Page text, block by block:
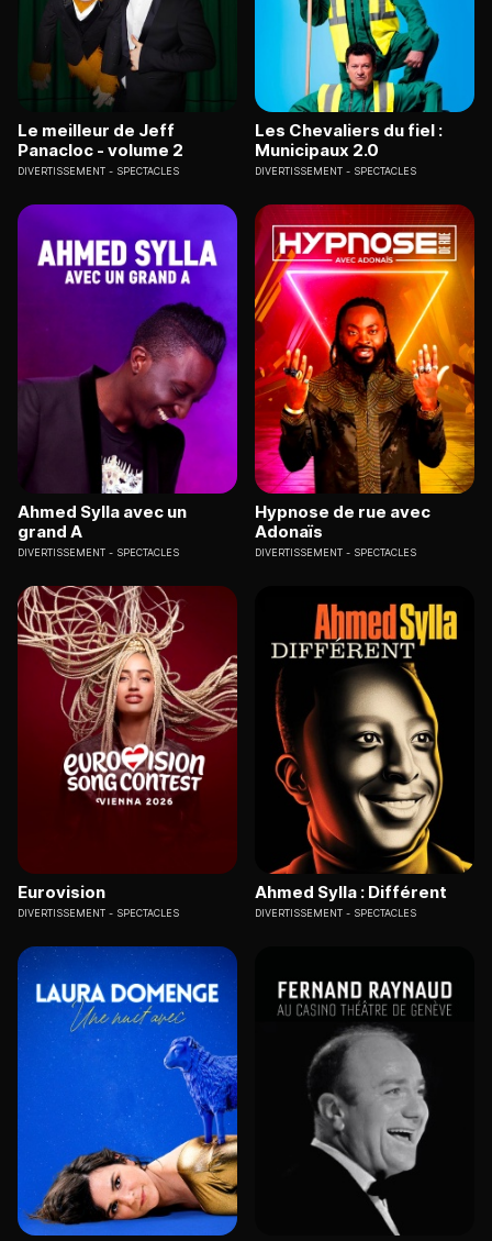
Le meilleur de Jeff
Panacloc - volume 2
DIVERTISSEMENT SPECTACLES
Les Chevaliers du fiel :
Municipaux 2.0
DIVERTISSEMENT SPECTACLES
Ahmed Sylla avec un
grand A
DIVERTISSEMENT SPECTACLES
Hypnose de rue avec
Adonaïs
DIVERTISSEMENT SPECTACLES
Eurovision
DIVERTISSEMENT SPECTACLES
Ahmed Sylla : Différent
DIVERTISSEMENT SPECTACLES